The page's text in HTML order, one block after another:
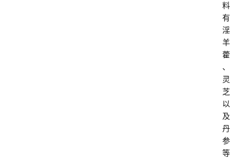
料
有
淫
羊
藿
、
灵
芝
以
及
丹
参
等